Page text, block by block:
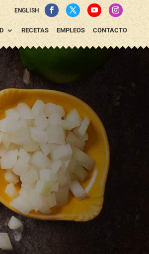
ENGLISH
RECETAS EMPLEOS CONTACTO